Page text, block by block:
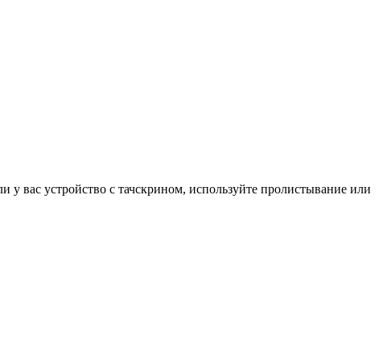
у вас устройство с тачскрином, используйте пролистывание или